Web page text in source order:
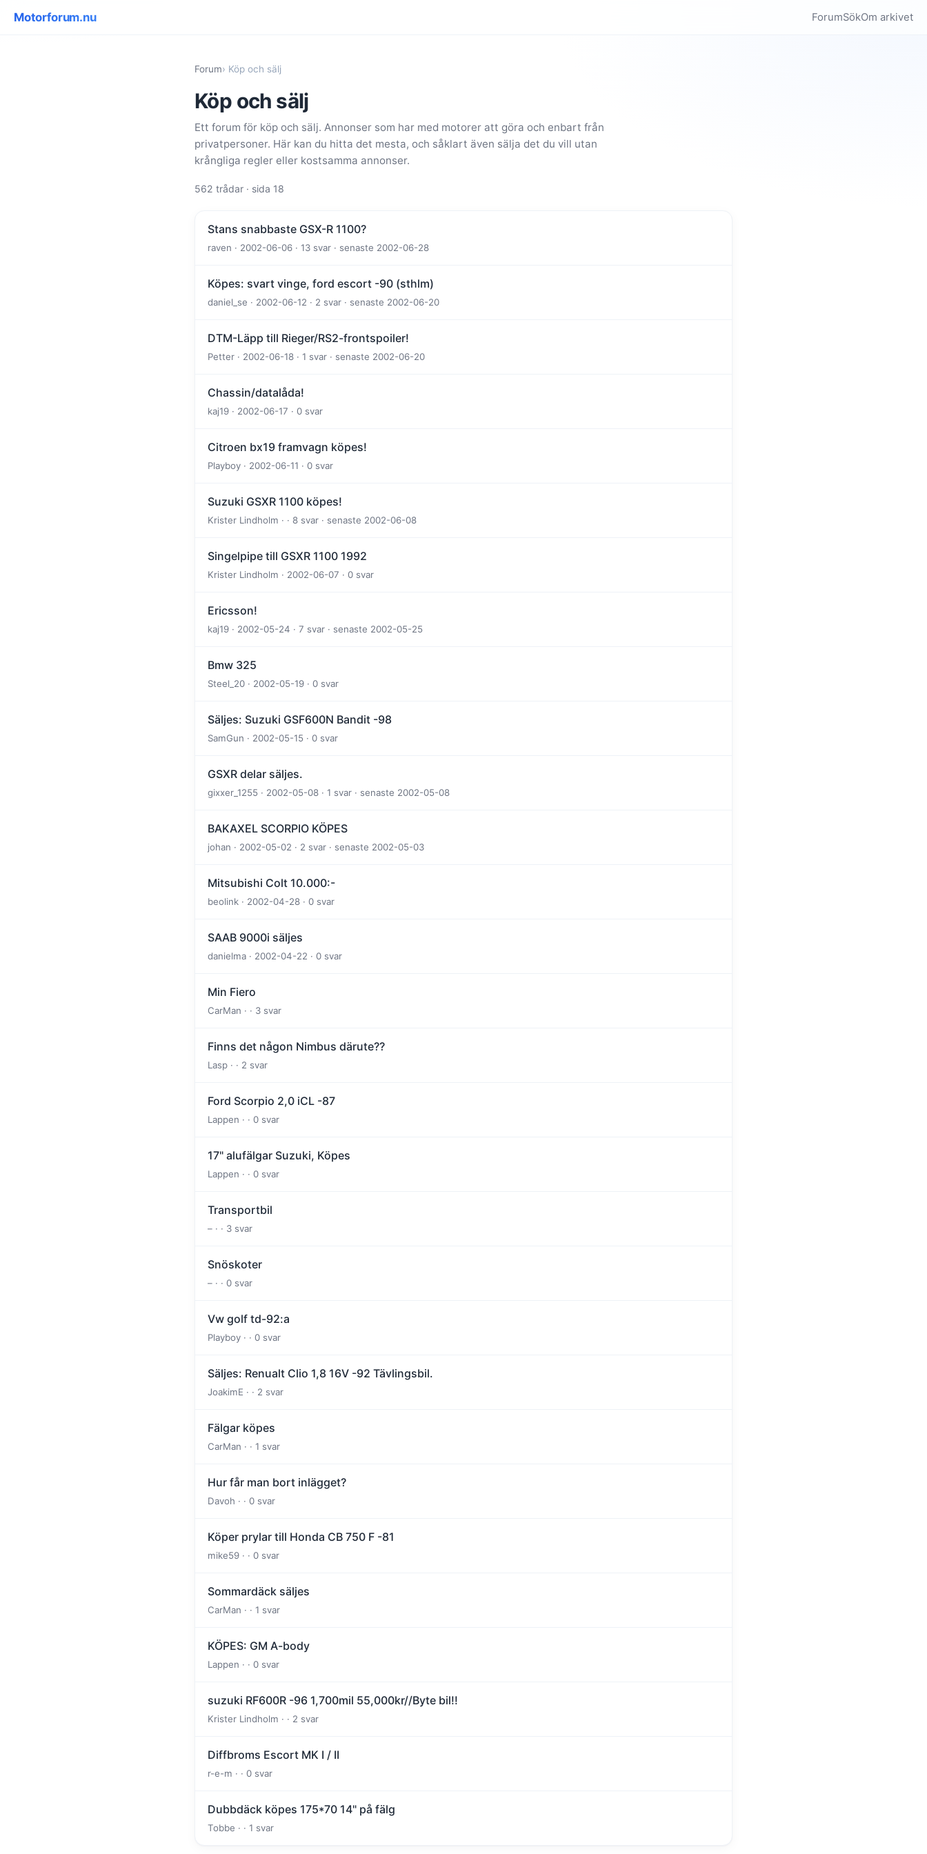
Motorforum.nu ForumSökOm arkivet
Forum› Köp och sälj
Köp och sälj
Ett forum för köp och sälj. Annonser som har med motorer att göra och enbart från
privatpersoner. Här kan du hitta det mesta, och såklart även sälja det du vill utan
krångliga regler eller kostsamma annonser.
562 trådar · sida 18
Stans snabbaste GSX-R 1100?
raven · 2002-06-06 · 13 svar · senaste 2002-06-28
Köpes: svart vinge, ford escort -90 (sthlm)
daniel_se · 2002-06-12 · 2 svar · senaste 2002-06-20
DTM-Läpp till Rieger/RS2-frontspoiler!
Petter · 2002-06-18 · 1 svar · senaste 2002-06-20
Chassin/datalåda!
kaj19 · 2002-06-17 · 0 svar
Citroen bx19 framvagn köpes!
Playboy · 2002-06-11 · 0 svar
Suzuki GSXR 1100 köpes!
Krister Lindholm · · 8 svar · senaste 2002-06-08
Singelpipe till GSXR 1100 1992
Krister Lindholm · 2002-06-07 · 0 svar
Ericsson!
kaj19 · 2002-05-24 · 7 svar · senaste 2002-05-25
Bmw 325
Steel_20 · 2002-05-19 · 0 svar
Säljes: Suzuki GSF600N Bandit -98
SamGun · 2002-05-15 · 0 svar
GSXR delar säljes.
gixxer_1255 · 2002-05-08 · 1 svar · senaste 2002-05-08
BAKAXEL SCORPIO KÖPES
johan · 2002-05-02 · 2 svar · senaste 2002-05-03
Mitsubishi Colt 10.000:-
beolink · 2002-04-28 · 0 svar
SAAB 9000i säljes
danielma · 2002-04-22 · 0 svar
Min Fiero
CarMan · · 3 svar
Finns det någon Nimbus därute??
Lasp · · 2 svar
Ford Scorpio 2,0 iCL -87
Lappen · · 0 svar
17" alufälgar Suzuki, Köpes
Lappen · · 0 svar
Transportbil
– · · 3 svar
Snöskoter
– · · 0 svar
Vw golf td-92:a
Playboy · · 0 svar
Säljes: Renualt Clio 1,8 16V -92 Tävlingsbil.
JoakimE · · 2 svar
Fälgar köpes
CarMan · · 1 svar
Hur får man bort inlägget?
Davoh · · 0 svar
Köper prylar till Honda CB 750 F -81
mike59 · · 0 svar
Sommardäck säljes
CarMan · · 1 svar
KÖPES: GM A-body
Lappen · · 0 svar
suzuki RF600R -96 1,700mil 55,000kr//Byte bil!!
Krister Lindholm · · 2 svar
Diffbroms Escort MK I / II
r-e-m · · 0 svar
Dubbdäck köpes 175*70 14" på fälg
Tobbe · · 1 svar